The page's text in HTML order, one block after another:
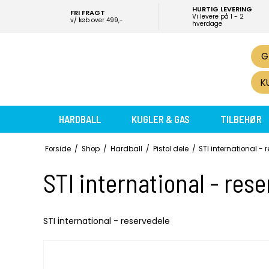
FRI FRAGT
v/ køb over 499,-
HURTIG LEVERING
Vi levere på 1 - 2
hverdage
HARDBALL KUGLER & GAS TILBEHØR
Forside / Shop / Hardball / Pistol dele / STI international -
STI international -
STI international - reservedele